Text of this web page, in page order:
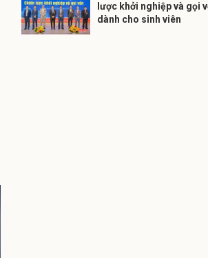
lược khởi nghiệp và gọi
dành cho sinh viên